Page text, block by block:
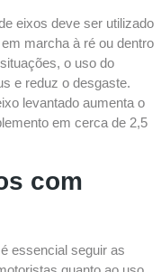
eixos deve ser utilizado
marcha à ré ou dentro
o uso do
e reduz o desgaste.
levantado aumenta o
em cerca de 2,5
com
essencial seguir as